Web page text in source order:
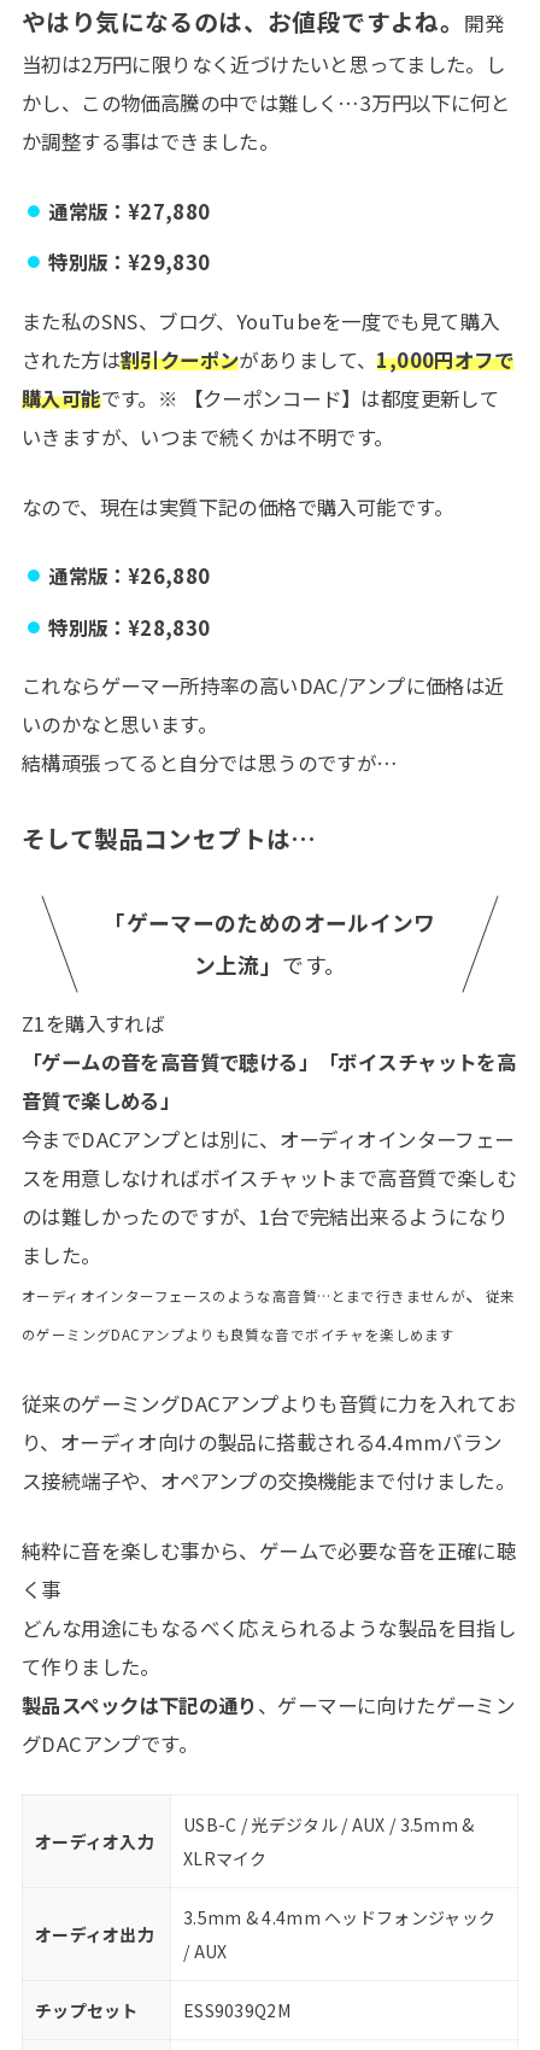
やはり気になるのは、お値段ですよね。 開発
当初は2万円に限りなく近づけたいと思ってました。し
かし、この物価高騰の中では難しく…3万円以下に何と
か調整する事はできました。
通常版：¥27,880
特別版：¥29,830
また私のSNS、ブログ、YouTubeを一度でも見て購入
された方は割引クーポンがありまして、 1,000円オフで
購入可能です。※ 【クーポンコード】は都度更新して
いきますが、いつまで続くかは不明です。
なので、現在は実質下記の価格で購入可能です。
通常版：¥26,880
特別版：¥28,830
これならゲーマー所持率の高いDAC/アンプに価格は近
いのかなと思います。
結構頑張ってると自分では思うのですが…
そして製品コンセプトは…
「ゲーマーのためのオールインワ
ン上流」 です。
Z1を購入すれば
「ゲームの音を高音質で聴ける」「ボイスチャットを高
音質で楽しめる」
今までDACアンプとは別に、オーディオインターフェー
スを用意しなければボイスチャットまで高音質で楽しむ
のは難しかったのですが、1台で完結出来るようになり
ました。
オーディオインターフェースのような高音質…とまで行きませんが、
従来
のゲーミングDACアンプよりも良質な音でボイチャを楽しめます
従来のゲーミングDACアンプよりも音質に力を入れてお
り、オーディオ向けの製品に搭載される4.4mmバラン
ス接続端子や、オペアンプの交換機能まで付けました。
純粋に音を楽しむ事から、ゲームで必要な音を正確に聴
く事
どんな用途にもなるべく応えられるような製品を目指し
て作りました。
製品スペックは下記の通り、ゲーマーに向けたゲーミン
グDACアンプです。
オーディオ入力
USB-C / 光デジタル / AUX / 3.5mm &
XLRマイク
オーディオ出力
3.5mm & 4.4mm ヘッドフォンジャック
/ AUX
チップセット ESS9039Q2M